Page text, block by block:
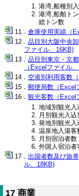
港湾,船種別
港湾,船舶ト
総トン数
倉庫使用実績（
品目別大阪中央
ファイル、16KB)
品目別東京・京
（Excelファイル
空港別利用客数
郵便局数（Excel
観光客数（Excel
地域別観光入
月別観光入込
発地別観光入
温泉地入湯客
月別宿泊者数
外国人宿泊者
出国者数及び旅
ル、18KB)
17 商業